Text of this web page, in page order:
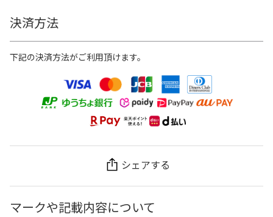
決済方法
下記の決済方法がご利用頂けます。
シェアする
マークや記載内容について